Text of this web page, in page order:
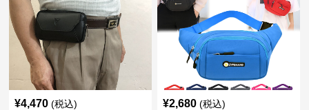
¥4,470 (税込) ¥2,680 (税込)